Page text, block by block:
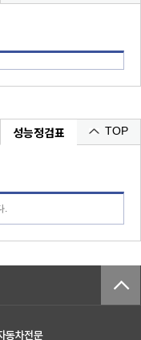
성능정검표 TOP
.